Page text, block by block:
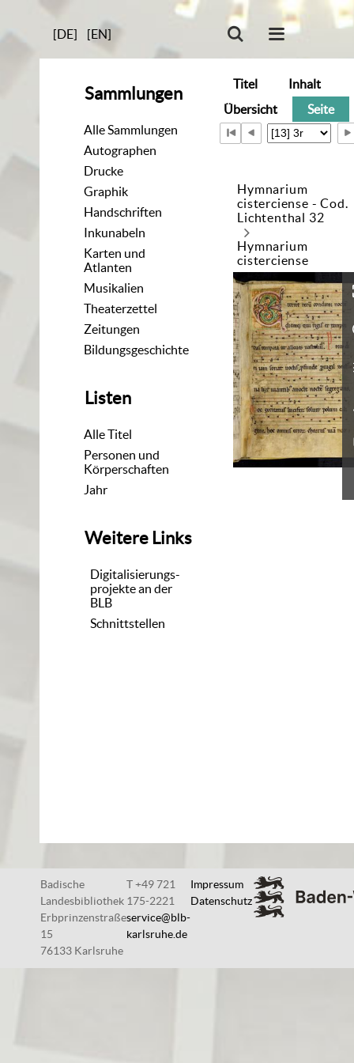
[DE] [EN]
Sammlungen
Alle Sammlungen
Autographen
Drucke
Graphik
Handschriften
Inkunabeln
Karten und
Atlanten
Musikalien
Theaterzettel
Zeitungen
Bildungsgeschichte
Listen
Alle Titel
Personen und
Körperschaften
Jahr
Weitere Links
Digitalisierungs-
projekte an der
BLB
Schnittstellen
Titel
Inhalt
Übersicht
Seite
Hymnarium
cisterciense - Cod.
Lichtenthal 32
Hymnarium
cisterciense
Badische
Landesbibliothek
Erbprinzenstraße
15
76133 Karlsruhe
T +49 721
175-2221
service@blb-
karlsruhe.de
Impressum
Datenschutz